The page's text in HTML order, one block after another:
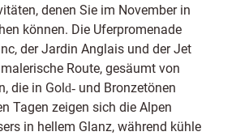
denen Sie im November in
können. Die Uferpromenade
der Jardin Anglais und der Jet
Route, gesäumt von
die in Gold‑ und Bronzetönen
Tagen zeigen sich die Alpen
in hellem Glanz, während kühle